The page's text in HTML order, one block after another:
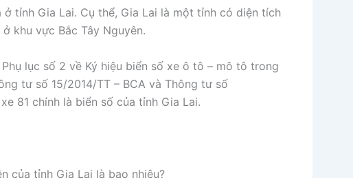
ở tỉnh Gia Lai. Cụ thể, Gia Lai là một tỉnh có diện tích
khu vực Bắc Tây Nguyên.
lục số 2 về Ký hiệu biển số xe ô tô – mô tô trong
tư số 15/2014/TT – BCA và Thông tư số
81 chính là biển số của tỉnh Gia Lai.
của tỉnh Gia Lai là bao nhiêu?